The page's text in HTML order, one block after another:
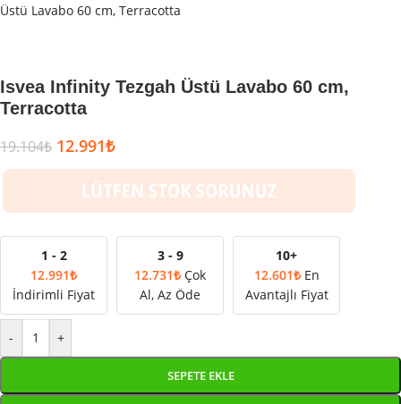
Üstü Lavabo 60 cm, Terracotta
Isvea Infinity Tezgah Üstü Lavabo 60 cm,
Terracotta
19.104₺ 12.991₺
1 - 2
12.991₺
İndirimli Fiyat
3 - 9
12.731₺ Çok
Al, Az Öde
10+
12.601₺ En
Avantajlı Fiyat
- +
SEPETE EKLE